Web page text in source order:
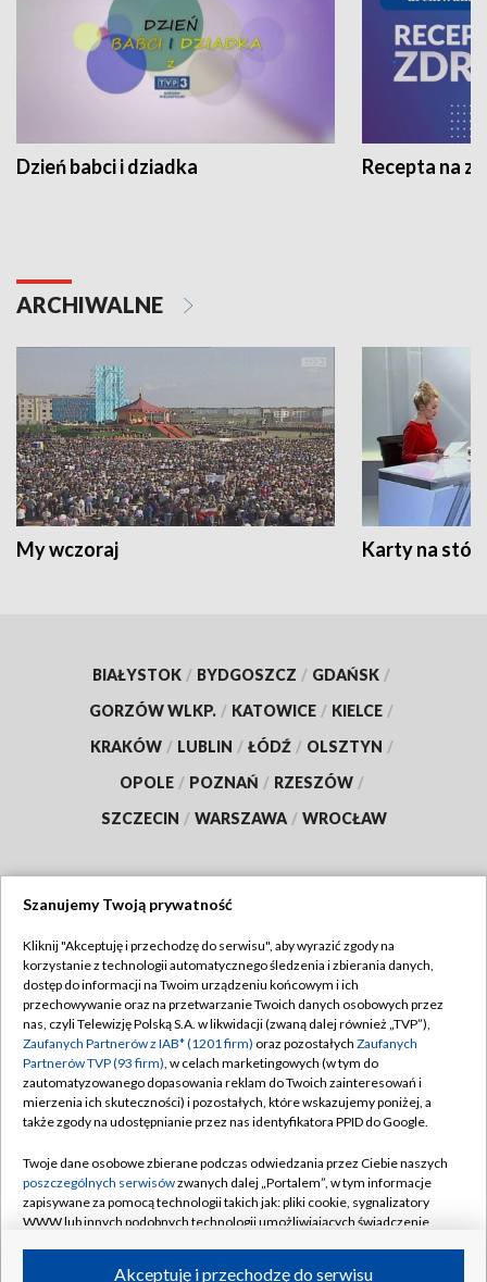
Dzień babci i dziadka Recepta na
ARCHIWALNE
My wczoraj Karty na
BIAŁYSTOK / BYDGOSZCZ / GDAŃSK /
GORZÓW WLKP. / KATOWICE / KIELCE /
KRAKÓW / LUBLIN / ŁÓDŹ / OLSZTYN /
OPOLE / POZNAŃ / RZESZÓW /
SZCZECIN / WARSZAWA / WROCŁAW
TVP
Abonament TVP
Emisja w TVP
Centrum informacji TVP
Naziemna Telewizja Cyfrowa
Rada Programowa
System NOS
Informacje o nadawcy
Regulamin TVP
Polityka prywatności
Moje zgody
Pomoc
Kontakt
Kanały
Szanujemy Twoją prywatność
Kliknij "Akceptuję i przechodzę do serwisu", aby wyrazić zgody na
korzystanie z technologii automatycznego śledzenia i zbierania danych,
dostęp do informacji na Twoim urządzeniu końcowym i ich
przechowywanie oraz na przetwarzanie Twoich danych osobowych przez
nas, czyli Telewizję Polską S.A. w likwidacji (zwaną dalej również „TVP”),
Zaufanych Partnerów z IAB* (1201 firm) oraz pozostałych Zaufanych
Partnerów TVP (93 firm), w celach marketingowych (w tym do
zautomatyzowanego dopasowania reklam do Twoich zainteresowań i
mierzenia ich skuteczności) i pozostałych, które wskazujemy poniżej, a
także zgody na udostępnianie przez nas identyfikatora PPID do Google.
Twoje dane osobowe zbierane podczas odwiedzania przez Ciebie naszych
poszczególnych serwisówzwanych dalej „Portalem”, w tym informacje
zapisywane za pomocą technologii takich jak: pliki cookie, sygnalizatory
WWW lub innych podobnych technologii umożliwiających świadczenie
Akceptuję i przechodzę do serwisu